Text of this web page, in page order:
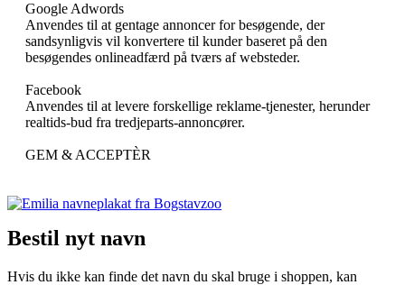
Google Adwords
Anvendes til at gentage annoncer for besøgende, der
sandsynligvis vil konvertere til kunder baseret på den
besøgendes onlineadfærd på tværs af websteder.
Facebook
Anvendes til at levere forskellige reklame-tjenester, herunder
realtids-bud fra tredjeparts-annoncører.
GEM & ACCEPTÈR
Bestil nyt navn
Hvis du ikke kan finde det navn du skal bruge i shoppen, kan